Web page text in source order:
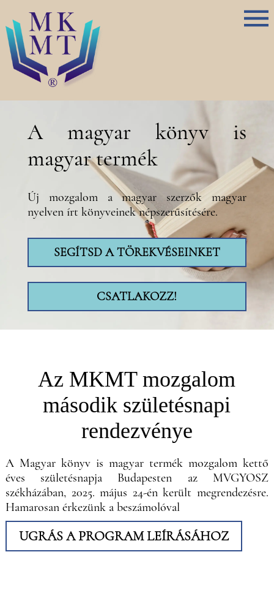
A magyar könyv is
magyar termék
Új mozgalom a magyar szerzők magyar
nyelven írt könyveinek népszerűsítésére.
SEGÍTSD A TÖREKVÉSEINKET
CSATLAKOZZ!
Az MKMT mozgalom
második születésnapi
rendezvénye
A Magyar könyv is magyar termék mozgalom kettő
éves születésnapja Budapesten az MVGYOSZ
székházában, 2025. május 24-én került megrendezésre.
Hamarosan érkezünk a beszámolóval
UGRÁS A PROGRAM LEÍRÁSÁHOZ